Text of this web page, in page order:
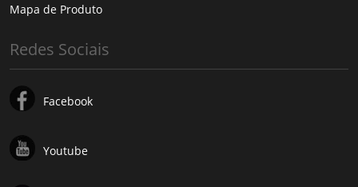
Mapa de Produto
Redes Sociais
Facebook
Youtube